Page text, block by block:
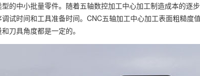
的中小批量零件。随着五轴数控加工中心加工制造成本的逐
试时间和工具准备时间。CNC五轴加工中心加工表面粗糙度
刀具角度都是一定的。